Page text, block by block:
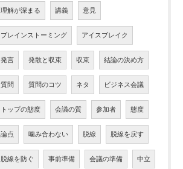
理解が深まる 講義 意見
ブレインストーミング アイスブレイク
発言 発散と収束 収束 結論の決め方
質問 質問のコツ ネタ ビジネス会議
トップの態度 会議の質 参加者 態度
論点 噛み合わない 脱線 脱線を戻す
脱線を防ぐ 事前準備 会議の準備 中立